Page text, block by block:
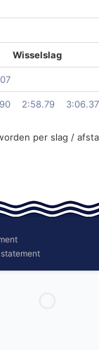
Wisselslag
2:58.79 3:06.37
per slag /